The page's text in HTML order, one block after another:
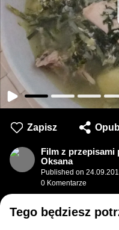
Zapisz
Film z przepisami
Oksana
Published on
0 Komentarze
Tego będziesz